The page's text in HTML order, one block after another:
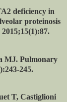
deficiency in
proteinosis
MJ. Pulmonary
245.
T, Castiglioni